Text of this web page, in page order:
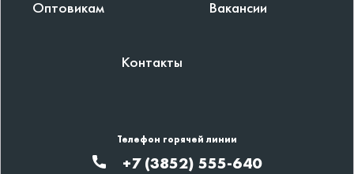
Оптовикам Вакансии
Контакты
Телефон горячей линии
+7 (3852) 555-640